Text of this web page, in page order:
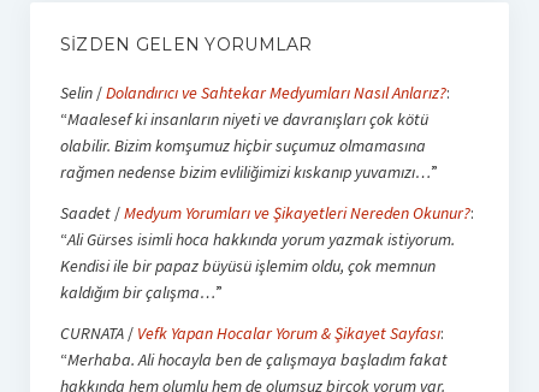
SIZDEN GELEN YORUMLAR
Selin/Dolandırıcı ve Sahtekar Medyumları Nasıl Anlarız?:
“Maalesef ki insanların niyeti ve davranışları çok kötü
olabilir. Bizim komşumuz hiçbir suçumuz olmamasına
rağmen nedense bizim evliliğimizi kıskanıp yuvamızı…”
Saadet/Medyum Yorumları ve Şikayetleri Nereden Okunur?:
“Ali Gürses isimli hoca hakkında yorum yazmak istiyorum.
Kendisi ile bir papaz büyüsü işlemim oldu, çok memnun
kaldığım bir çalışma…”
CURNATA/ Vefk Yapan Hocalar Yorum & Şikayet Sayfası:
“Merhaba. Ali hocayla ben de çalışmaya başladım fakat
hakkında hem olumlu hem de olumsuz birçok yorum var.